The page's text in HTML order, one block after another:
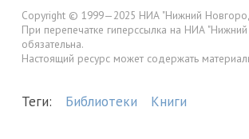
Copyright © 1999—2025 НИА "Нижний
При перепечатке гиперссылка на НИА
обязательна.
Настоящий ресурс может содержать
Теги: Библиотеки Книги